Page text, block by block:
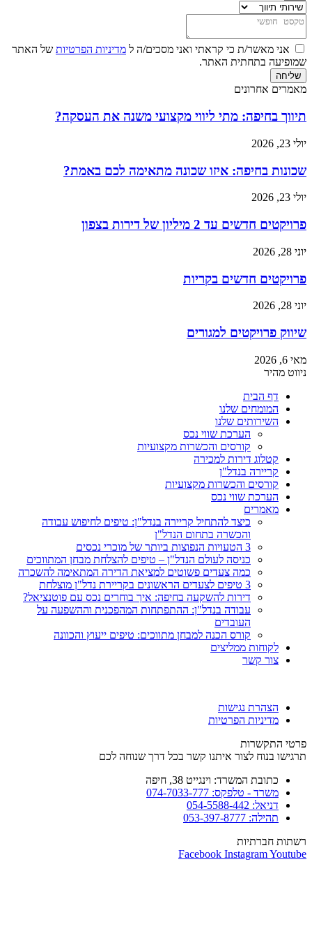
אני מאשר/ת כי קראתי ואני מסכים/ה ל מדיניות הפרטיות של האתר
שמופיעה בתחתית האתר.
שליחה
מאמרים אחרונים
תיווך בחיפה: מתי ליווי מקצועי משנה את העסקה?
יולי 23, 2026
שכונות בחיפה: איזו שכונה מתאימה לכם באמת?
יולי 23, 2026
פרויקטים חדשים עד 2 מיליון של דירות בצפון
יוני 28, 2026
פרויקטים חדשים בקריות
יוני 28, 2026
שיווק פרויקטים למגורים
מאי 6, 2026
ניווט מהיר
דף הבית
המומחים שלנו
השירותים שלנו
הערכת שווי נכס
קורסים והכשרות מקצועיות
קטלוג דירות למכירה
קריירה בנדל"ן
קורסים והכשרות מקצועיות
הערכת שווי נכס
מאמרים
כיצד להתחיל קריירה בנדל"ן: טיפים לחיפוש עבודה
והכשרה בתחום הנדל"ן
3 הטעויות הנפוצות ביותר של מוכרי נכסים
כניסה לעולם הנדל"ן – טיפים להצלחת מבחן המתווכים
כמה צעדים פשוטים למציאת הדירה המתאימה להשכרה
3 טיפים לצעדים הראשונים בקריירת נדל"ן מוצלחת
דירות להשקעה בחיפה: איך בוחרים נכס עם פוטנציאל?
עבודה בנדל"ן: ההתפתחות המהפכנית וההשפעה על
העובדים
קורס הכנה למבחן מתווכים: טיפים ייעוץ והכוונה
לקוחות ממליצים
צור קשר
הצהרת נגישות
מדיניות הפרטיות
פרטי התקשרות
תרגישו בנוח לצור איתנו קשר בכל דרך שנוחה לכם
כתובת המשרד: וינגייט 38, חיפה
משרד - טלפקס: 074-7033-777
דניאל: 054-5588-442
תהילה: 053-397-8777
רשתות חברתיות
Facebook InstagramYoutube